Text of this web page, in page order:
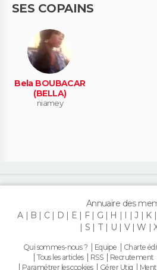
SES COPAINS
Bela BOUBACAR
(BELLA)
niamey
Annuaire des
A
B C D E F G H J K
S
T U V W
Qui sommes-nous ? Equipe Charte
Tous les articles
RSS Recrutement
Paramétrer les cookies
Gérer Utiq